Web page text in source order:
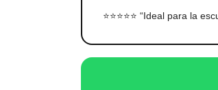
⭐⭐⭐⭐⭐ “Ideal para la